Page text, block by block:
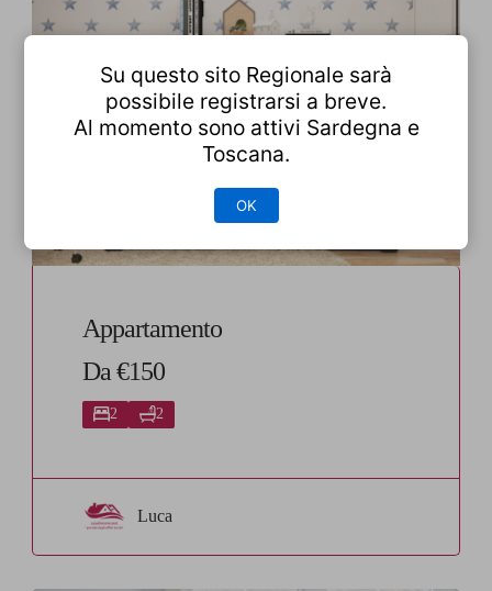
Appartamento
Da €150
2 2
Luca
Su questo sito Regionale sarà
possibile registrarsi a breve.
Al momento sono attivi Sardegna e
Toscana.
OK